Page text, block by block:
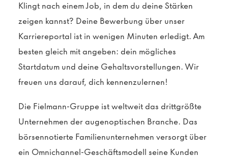
Klingt nach einem Job, in dem du deine Stärken
zeigen kannst? Deine Bewerbung über unser
Karriereportal ist in wenigen Minuten erledigt. Am
besten gleich mit angeben: dein mögliches
Startdatum und deine Gehaltsvorstellungen. Wir
freuen uns darauf, dich kennenzulernen!
Die Fielmann-Gruppe ist weltweit das drittgrößte
Unternehmen der augenoptischen Branche. Das
börsennotierte Familienunternehmen versorgt über
ein Omnichannel-Geschäftsmodell seine Kunden